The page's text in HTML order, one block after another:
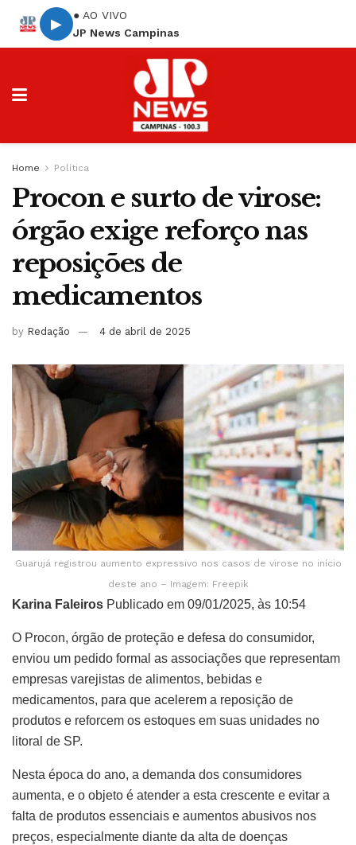
▶
● AO VIVO
JP News Campinas
Home Política
Procon e surto de virose:
órgão exige reforço nas
reposições de
medicamentos
by Redação 4 de abril de 2025
Guarujá registrou aumento expressivo nos casos de virose no início
deste ano – Imagem: Freepik
Karina Faleiros Publicado em 09/01/2025, às 10:54
O Procon, órgão de proteção e defesa do consumidor,
enviou um pedido formal as associações que representam
empresas varejistas de alimentos, bebidas e
medicamentos, para que acelerem a reposição de
produtos e reforcem os estoques em suas unidades no
litoral de SP.
Nesta época do ano, a demanda dos consumidores
aumenta, e o objeto é atender a esta crescente e evitar a
falta de produtos essenciais e aumentos abusivos nos
preços, especialmente diante da alta de doenças